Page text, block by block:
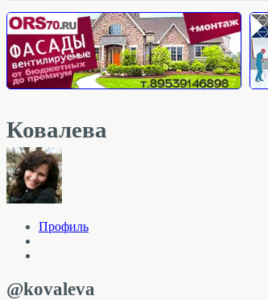
Ковалева
Профиль
@kovaleva